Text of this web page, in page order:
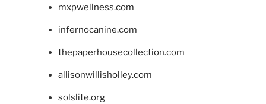
mxpwellness.com
infernocanine.com
thepaperhousecollection.com
allisonwillisholley.com
solslite.org